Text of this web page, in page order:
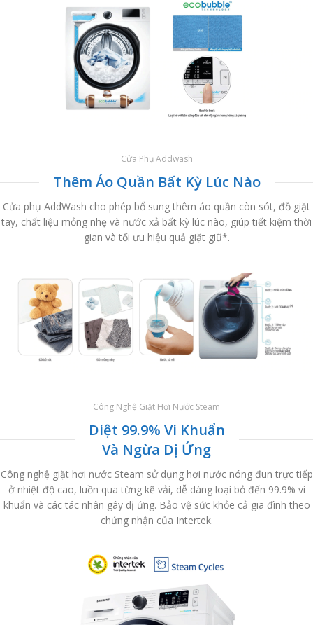
Cửa Phụ Addwash
Thêm Áo Quần Bất Kỳ Lúc Nào
Cửa phụ AddWash cho phép bổ sung thêm áo quần còn sót, đồ giặt
tay, chất liệu mỏng nhẹ và nước xả bất kỳ lúc nào, giúp tiết kiệm thời
gian và tối ưu hiệu quả giặt giũ*.
Công Nghệ Giặt Hơi Nước Steam
Diệt 99.9% Vi Khuẩn
Và Ngừa Dị Ứng
Công nghệ giặt hơi nước Steam sử dụng hơi nước nóng đun trực tiếp
ở nhiệt độ cao, luồn qua từng kẽ vải, dễ dàng loại bỏ đến 99.9% vi
khuẩn và các tác nhân gây dị ứng. Bảo vệ sức khỏe cả gia đình theo
chứng nhận của Intertek.